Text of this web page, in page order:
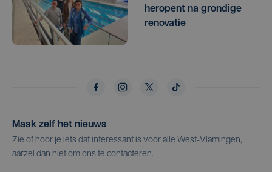
heropent na grondige
renovatie
Maak zelf het nieuws
Zie of hoor je iets dat interessant is voor alle West-Vlamingen,
aarzel dan niet om ons te contacteren.